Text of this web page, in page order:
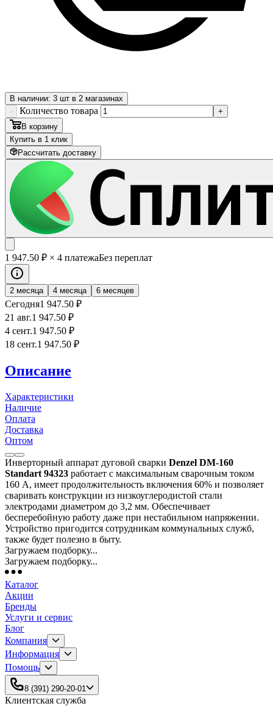
В наличии: 3 шт в 2 магазинах
-
Количество товара
+
В корзину
Купить в 1 клик
Рассчитать доставку
1 947.50 ₽ × 4 платежаБез переплат
2 месяца 4 месяца 6 месяцев
Сегодня1 947.50 ₽
21 авг.1 947.50 ₽
4 сент.1 947.50 ₽
18 сент.1 947.50 ₽
Описание
Характеристики
Наличие
Оплата
Доставка
Оптом
Инверторный аппарат дуговой сварки Denzel DM-160
Standart 94323 работает с максимальным сварочным током
160 А, имеет продолжительность включения 60% и позволяет
сваривать конструкции из низкоуглеродистой стали
электродами диаметром до 3,2 мм. Обеспечивает
бесперебойную работу даже при нестабильном напряжении.
Устройство пригодится сотрудникам коммунальных служб,
также будет полезно в быту.
Загружаем подборку...
Загружаем подборку...
Каталог
Акции
Бренды
Услуги и сервис
Блог
Компания
Информация
Помощь
8 (391) 290-20-01
Клиентская служба